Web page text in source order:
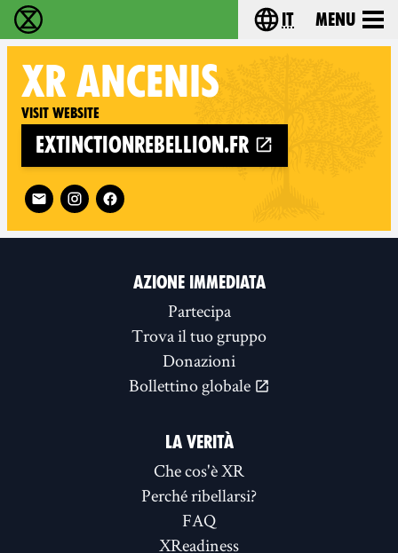
Extinction Rebellion - Home Choose your
it Menu
XR ANCENIS
Visit website
extinctionrebellion.fr
Follow XR Ancenis on
AZIONE IMMEDIATA
Partecipa
Trova il tuo gruppo
Donazioni
Bollettino globale
LA VERITÀ
Che cos'è XR
Perché ribellarsi?
FAQ
XReadiness